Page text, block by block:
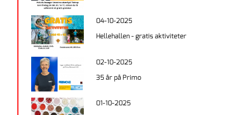
04-10-2025
Hellehallen - gratis aktiviteter
02-10-2025
35 år på Primo
01-10-2025